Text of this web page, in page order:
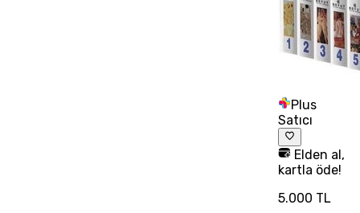
Plus
Satıcı
Elden al,
kartla öde!
5.000 TL